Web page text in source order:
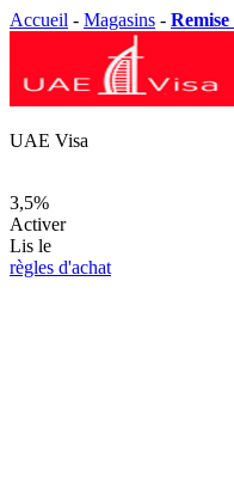
Accueil - Magasins -
UAE Visa
3,5%
Activer
Lis le
règles d'achat